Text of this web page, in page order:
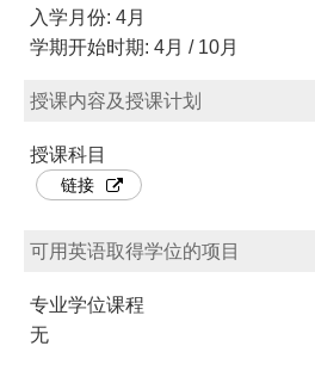
入学月份: 4月
学期开始时期: 4月 / 10月
授课内容及授课计划
授课科目
链接
可用英语取得学位的项目
专业学位课程
无